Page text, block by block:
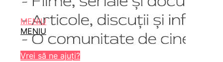
MENIU
MENIU
Vrei să ne ajuți?